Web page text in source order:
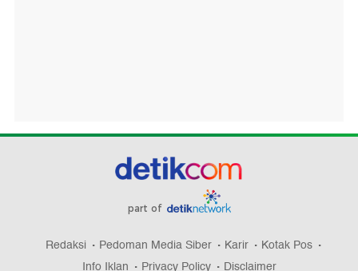
part of
Redaksi Pedoman Media Siber Karir
Kotak Pos
Info Iklan
Privacy Policy Disclaimer